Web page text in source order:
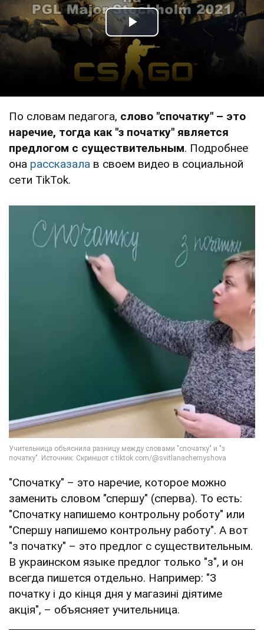
Play Video
По словам педагога, слово "спочатку" – это
наречие, тогда как "з початку" является
предлогом с существительным. Подробнее
она рассказала в своем видео в социальной
сети TikTok.
"Спочатку" – это наречие, которое можно
заменить словом "спершу" (сперва). То есть:
"Спочатку напишемо контрольну роботу" или
"Спершу напишемо контрольну работу". А вот
"з початку" – это предлог с существительным.
В украинском языке предлог только "з", и он
всегда пишется отдельно. Например: "З
початку і до кінця дня у магазині діятиме
акція", – объясняет учительница.